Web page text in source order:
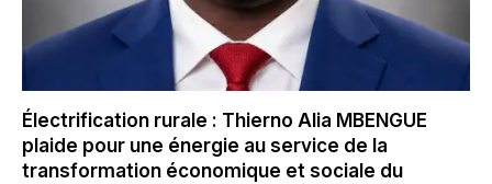
Électrification rurale : Thierno Alia MBENGUE
plaide pour une énergie au service de la
transformation économique et sociale du